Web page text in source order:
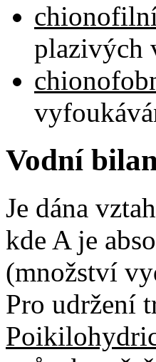
plazivých
Vodní
Je dána
kde A je
(množství
Pro udržení